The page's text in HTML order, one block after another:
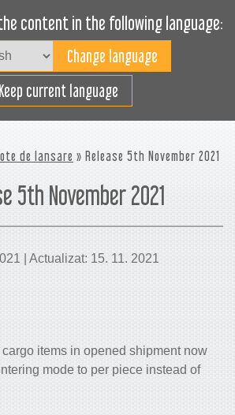
content in the following language:
Keep current language
eficient
de lansare » Release 5th November 2021
5th November 2021
| Actualizat: 15. 11. 2021
items in opened shipment now
mode to per piece instead of